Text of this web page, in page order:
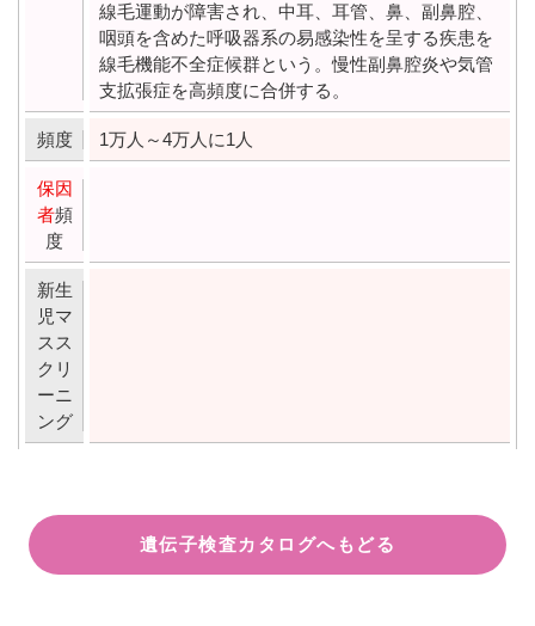
線毛運動が障害され、中耳、耳管、鼻、副鼻腔、
咽頭を含めた呼吸器系の易感染性を呈する疾患を
線毛機能不全症候群という。慢性副鼻腔炎や気管
支拡張症を高頻度に合併する。
頻度 1万人～4万人に1人
保因
者頻
度
新生
児マ
スス
クリ
ーニ
ング
遺伝子検査カタログへもどる